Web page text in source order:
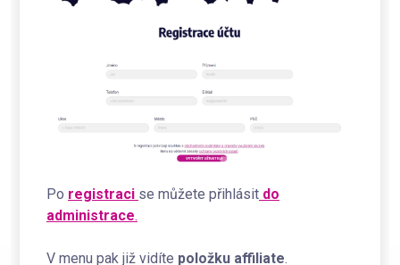
Po registraci se můžete přihlásit do
administrace.
V menu pak již vidíte položku affiliate.